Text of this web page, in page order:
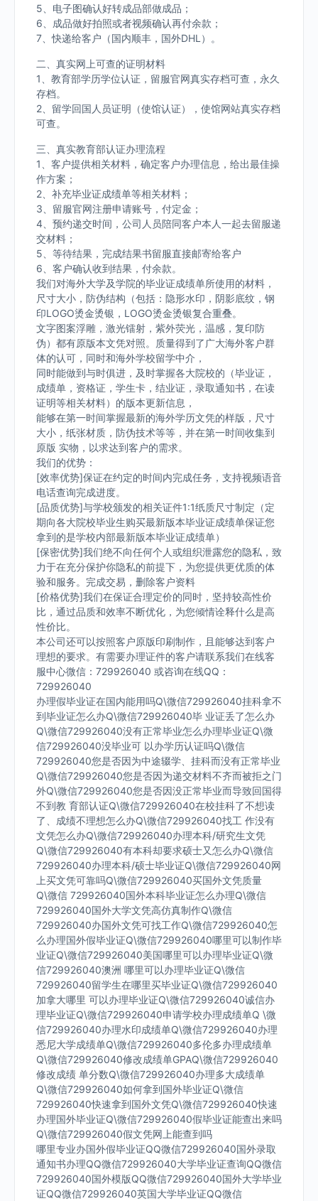
5、电子图确认好转成品部做成品；
6、成品做好拍照或者视频确认再付余款；
7、快递给客户（国内顺丰，国外DHL）。
二、真实网上可查的证明材料
1、教育部学历学位认证，留服官网真实存档可查，永久
存档。
2、留学回国人员证明（使馆认证），使馆网站真实存档
可查。
三、真实教育部认证办理流程
1、客户提供相关材料，确定客户办理信息，给出最佳操
作方案；
2、补充毕业证成绩单等相关材料；
3、留服官网注册申请账号，付定金；
4、预约递交时间，公司人员陪同客户本人一起去留服递
交材料；
5、等待结果，完成结果书留服直接邮寄给客户
6、客户确认收到结果，付余款。
我们对海外大学及学院的毕业证成绩单所使用的材料，
尺寸大小，防伪结构（包括：隐形水印，阴影底纹，钢
印LOGO烫金烫银，LOGO烫金烫银复合重叠。
文字图案浮雕，激光镭射，紫外荧光，温感，复印防
伪）都有原版本文凭对照。质量得到了广大海外客户群
体的认可，同时和海外学校留学中介，
同时能做到与时俱进，及时掌握各大院校的（毕业证，
成绩单，资格证，学生卡，结业证，录取通知书，在读
证明等相关材料）的版本更新信息，
能够在第一时间掌握最新的海外学历文凭的样版，尺寸
大小，纸张材质，防伪技术等等，并在第一时间收集到
原版 实物，以求达到客户的需求。
我们的优势：
[效率优势]保证在约定的时间内完成任务，支持视频语音
电话查询完成进度。
[品质优势]与学校颁发的相关证件1:1纸质尺寸制定（定
期向各大院校毕业生购买最新版本毕业证成绩单保证您
拿到的是学校内部最新版本毕业证成绩单）
[保密优势]我们绝不向任何个人或组织泄露您的隐私，致
力于在充分保护你隐私的前提下，为您提供更优质的体
验和服务。完成交易，删除客户资料
[价格优势]我们在保证合理定价的同时，坚持较高性价
比，通过品质和效率不断优化，为您倾情诠释什么是高
性价比。
本公司还可以按照客户原版印刷制作，且能够达到客户
理想的要求。有需要办理证件的客户请联系我们在线客
服中心微信：729926040 或咨询在线QQ：
729926040
办理假毕业证在国内能用吗Q\微信729926040挂科拿不
到毕业证怎么办Q\微信729926040毕 业证丢了怎么办
Q\微信729926040没有正常毕业怎么办理毕业证Q\微
信729926040没毕业可 以办学历认证吗Q\微信
729926040您是否因为中途辍学、挂科而没有正常毕业
Q\微信729926040您是否因为递交材料不齐而被拒之门
外Q\微信729926040您是否因没正常毕业而导致回国得
不到教 育部认证Q\微信729926040在校挂科了不想读
了、成绩不理想怎么办Q\微信729926040找工 作没有
文凭怎么办Q\微信729926040办理本科/研究生文凭
Q\微信729926040有本科却要求硕士又怎么办Q\微信
729926040办理本科/硕士毕业证Q\微信729926040网
上买文凭可靠吗Q\微信729926040买国外文凭质量
Q\微信 729926040国外本科毕业证怎么办理Q\微信
729926040国外大学文凭高仿真制作Q\微信
729926040办国外文凭可找工作Q\微信729926040怎
么办理国外假毕业证Q\微信729926040哪里可以制作毕
业证Q\微信729926040美国哪里可以办理毕业证Q\微
信729926040澳洲 哪里可以办理毕业证Q\微信
729926040留学生在哪里买毕业证Q\微信729926040
加拿大哪里 可以办理毕业证Q\微信729926040诚信办
理毕业证Q\微信729926040申请学校办理成绩单Q \微
信729926040办理水印成绩单Q\微信729926040办理
悉尼大学成绩单Q\微信729926040多伦多办理成绩单
Q\微信729926040修改成绩单GPAQ\微信729926040
修改成绩 单分数Q\微信729926040办理多大成绩单
Q\微信729926040如何拿到国外毕业证Q\微信
729926040快速拿到国外文凭Q\微信729926040快速
办理国外毕业证Q\微信729926040假毕业证能查出来吗
Q\微信729926040假文凭网上能查到吗
哪里专业办国外假毕业证QQ微信729926040国外录取
通知书办理QQ微信729926040大学毕业证查询QQ微信
729926040国外模版QQ微信729926040国外大学毕业
证QQ微信729926040英国大学毕业证QQ微信